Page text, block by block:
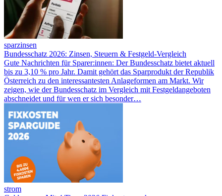
sparzinsen
Bundesschatz 2026: Zinsen, Steuern & Festgeld-Vergleich
Gute Nachrichten für Sparer:innen: Der Bundesschatz bietet aktuell
bis zu 3,10 % pro Jahr. Damit gehört das Sparprodukt der Republik
Österreich zu den interessantesten Anlageformen am Markt. Wir
zeigen, wie der Bundesschatz im Vergleich mit Festgeldangeboten
abschneidet und für wen er sich besonder…
strom